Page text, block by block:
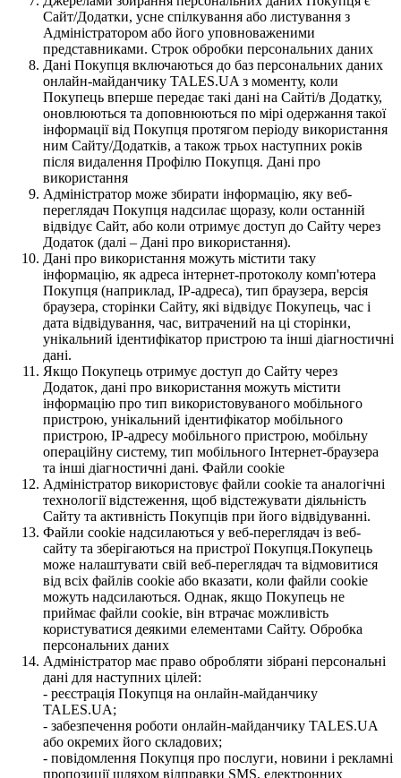
Сайт/Додатки, усне спілкування або листування з
Адміністратором або його уповноваженими
представниками. Строк обробки персональних даних
Дані Покупця включаються до баз персональних даних
онлайн-майданчику TALES.UA з моменту, коли
Покупець вперше передає такі дані на Сайті/в Додатку,
оновлюються та доповнюються по мірі одержання такої
інформації від Покупця протягом періоду використання
ним Сайту/Додатків, а також трьох наступних років
після видалення Профілю Покупця. Дані про
використання
Адміністратор може збирати інформацію, яку веб-
переглядач Покупця надсилає щоразу, коли останній
відвідує Сайт, або коли отримує доступ до Сайту через
Додаток (далі – Дані про використання).
Дані про використання можуть містити таку
інформацію, як адреса інтернет-протоколу комп'ютера
Покупця (наприклад, IP-адреса), тип браузера, версія
браузера, сторінки Сайту, які відвідує Покупець, час і
дата відвідування, час, витрачений на ці сторінки,
унікальний ідентифікатор пристрою та інші діагностичні
дані.
Якщо Покупець отримує доступ до Сайту через
Додаток, дані про використання можуть містити
інформацію про тип використовуваного мобільного
пристрою, унікальний ідентифікатор мобільного
пристрою, IP-адресу мобільного пристрою, мобільну
операційну систему, тип мобільного Інтернет-браузера
та інші діагностичні дані. Файли cookie
Адміністратор використовує файли cookie та аналогічні
технології відстеження, щоб відстежувати діяльність
Сайту та активність Покупців при його відвідуванні.
Файли cookie надсилаються у веб-переглядач із веб-
сайту та зберігаються на пристрої Покупця.Покупець
може налаштувати свій веб-переглядач та відмовитися
від всіх файлів cookie або вказати, коли файли cookie
можуть надсилаються. Однак, якщо Покупець не
приймає файли cookie, він втрачає можливість
користуватися деякими елементами Сайту. Обробка
персональних даних
Адміністратор має право обробляти зібрані персональні
дані для наступних цілей:
- реєстрація Покупця на онлайн-майданчику
TALES.UA;
- забезпечення роботи онлайн-майданчику TALES.UA
або окремих його складових;
- повідомлення Покупця про послуги, новини і рекламні
пропозиції шляхом відправки SMS, електронних